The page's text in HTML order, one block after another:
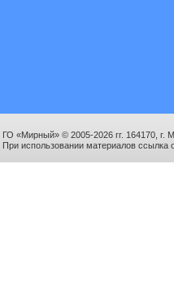
ГО «Мирный» © 2005-2026 гг. 164170, г.
При использовании материалов ссылка